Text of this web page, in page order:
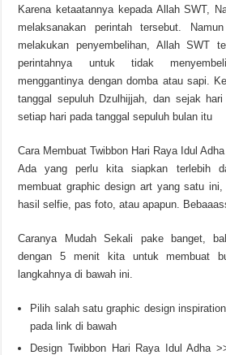
Karena ketaatannya kepada Allah SWT,
melaksanakan perintah tersebut.
melakukan penyembelihan, Allah SWT
perintahnya untuk tidak
menggantinya dengan domba atau sapi.
tanggal sepuluh Dzulhijjah, dan sejak
setiap hari pada tanggal sepuluh bulan itu
Cara Membuat Twibbon Hari Raya Idul Adha
Ada yang perlu kita siapkan terlebih
membuat graphic design art yang satu
hasil selfie, pas foto, atau apapun.
Caranya Mudah Sekali pake banget,
dengan 5 menit kita untuk membuat
langkahnya di bawah ini.
Pilih salah satu graphic design
pada link di bawah
Design Twibbon Hari Raya Idul Adha